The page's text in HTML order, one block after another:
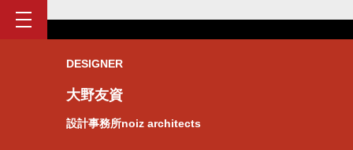
DESIGNER
大野友資
設計事務所noiz architects